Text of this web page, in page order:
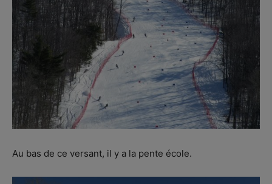
Au bas de ce versant, il y a la pente école.